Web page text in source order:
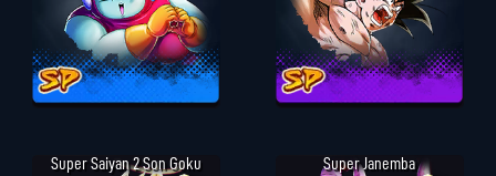
Super Saiyan 2 Son Goku Super Janemba